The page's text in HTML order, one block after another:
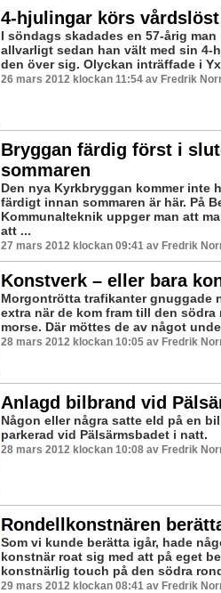
4-hjulingar körs
I söndags skadades en 57-årig man
allvarligt sedan han vält med sin 4-
den över sig. Olyckan inträffade i
26 mars 2012 klockan 11:54 av Fredrik
Bryggan färdig först i
sommaren
Den nya Kyrkbryggan kommer inte
färdigt innan sommaren är här. På
Kommunalteknik uppger man att
att ...
27 mars 2012 klockan 09:41 av Fredrik
Konstverk – eller bara
Morgontrötta trafikanter gnuggade
extra när de kom fram till den södra
morse. Där möttes de av något
28 mars 2012 klockan 10:05 av Fredrik
Anlagd bilbrand vid
Någon eller några satte eld på en
parkerad vid Pälsärmsbadet i natt.
28 mars 2012 klockan 10:08 av Fredrik
Rondellkonstnären
Som vi kunde berätta igår, hade
konstnär roat sig med att på eget
konstnärlig touch på den södra
29 mars 2012 klockan 08:41 av Fredrik